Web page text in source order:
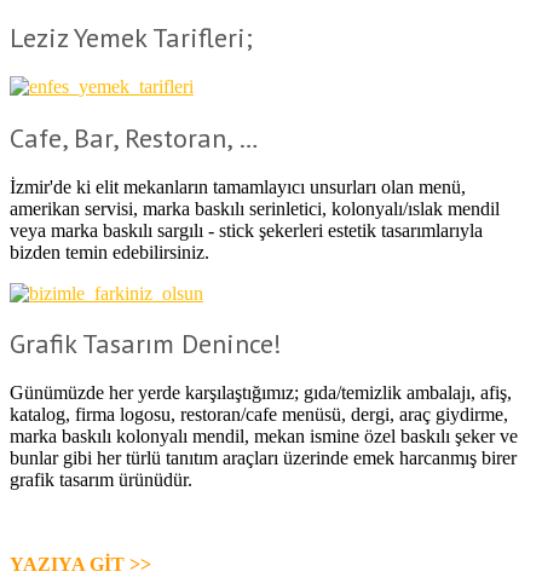
Leziz Yemek Tarifleri;
Cafe, Bar, Restoran, …
İzmir'de ki elit mekanların tamamlayıcı unsurları olan menü,
amerikan servisi, marka baskılı serinletici, kolonyalı/ıslak mendil
veya marka baskılı sargılı - stick şekerleri estetik tasarımlarıyla
bizden temin edebilirsiniz.
Grafik Tasarım Denince!
Günümüzde her yerde karşılaştığımız; gıda/temizlik ambalajı, afiş,
katalog, firma logosu, restoran/cafe menüsü, dergi, araç giydirme,
marka baskılı kolonyalı mendil, mekan ismine özel baskılı şeker ve
bunlar gibi her türlü tanıtım araçları üzerinde emek harcanmış birer
grafik tasarım ürünüdür.
YAZIYA GİT >>